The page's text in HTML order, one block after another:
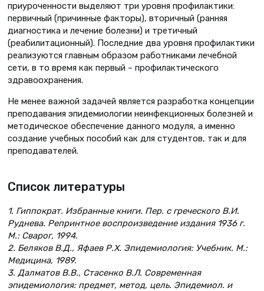
приуроченности выделяют три уровня профилактики:
первичный (причинные факторы), вторичный (ранняя
диагностика и лечение болезни) и третичный
(реабилитационный). Последние два уровня профилактики
реализуются главным образом работниками лечебной
сети, в то время как первый – профилактического
здравоохранения.
Не менее важной задачей является разработка концепции
преподавания эпидемиологии неинфекционных болезней и
методическое обеспечение данного модуля, а именно
создание учебных пособий как для студентов, так и для
преподавателей.
Список литературы
1. Гиппократ. Избранные книги. Пер. с греческого В.И.
Руднева. Репринтное воспроизведение издания 1936 г.
М.: Сварог, 1994.
2. Беляков В.Д., Яфаев Р.Х. Эпидемиология: Учебник. М.:
Медицина, 1989.
3. Далматов В.В., Стасенко В.Л. Современная
эпидемиология: предмет, метод, цель. Эпидемиол. и